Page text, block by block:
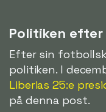
Politiken
Efter sin
politiken. I
Liberias 25:e
på denna post.